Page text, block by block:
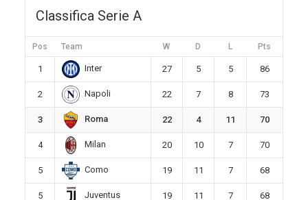
Classifica Serie A
Pos Team W D L Pts
1 Inter 27 5 5 86
2 Napoli 22 7 8 73
3 Roma 22 4 11 70
4 Milan 20 10 7 70
5 Como 19 11 7 68
5 Juventus 19 11 7 68